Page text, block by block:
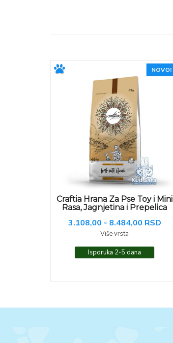
NOVO!
Craftia Hrana Za Pse Toy i Mini
Rasa, Jagnjetina i Prepelica
3.108,00 - 8.484,00 RSD
Više vrsta
Isporuka 2-5 dana